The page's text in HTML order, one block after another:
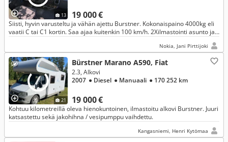
13 19 000 €
Siisti, hyvin varusteltu ja vähän ajettu Burstner. Kokonaispaino 4000kg eli
vaatii C tai C1 kortin. Saa ajaa kuitenkin 100 km/h. 2Xilmastointi asunto ja
Nokia, Jani Pirttijoki
21
Bürstner Marano A590, Fiat
19 000 €
2.3, Alkovi
2007 ● Diesel ● Manuaali ● 170 252 km
Kohtuu kilometreillä oleva hienokuntoinen, ilmastoitu alkovi Burstner. Juuri
katsastettu sekä jakohihna / vesipumppu vaihdettu.
Kangasniemi, Henri Kytömaa